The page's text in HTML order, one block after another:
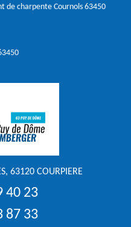
de charpente Cournols 63450
63120 COURPIERE
40 23
87 33